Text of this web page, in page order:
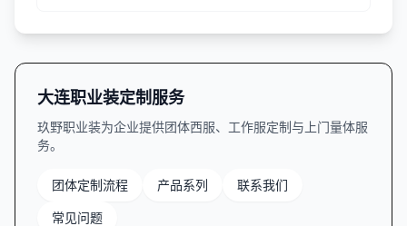
大连职业装定制服务
玖野职业装为企业提供团体西服、工作服定制与上门量体服
务。
团体定制流程 产品系列 联系我们
常见问题